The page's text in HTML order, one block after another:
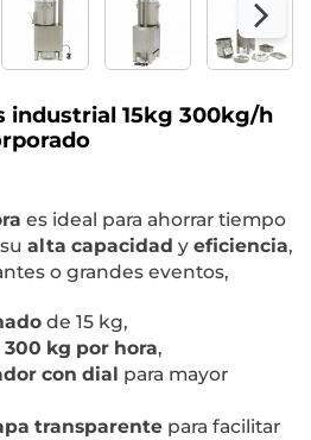
industrial 15kg 300kg/h
es ideal para ahorrar tiempo
alta capacidad y eficiencia,
o grandes eventos,
de 15 kg,
300 kg por hora,
con dial para mayor
transparente para facilitar